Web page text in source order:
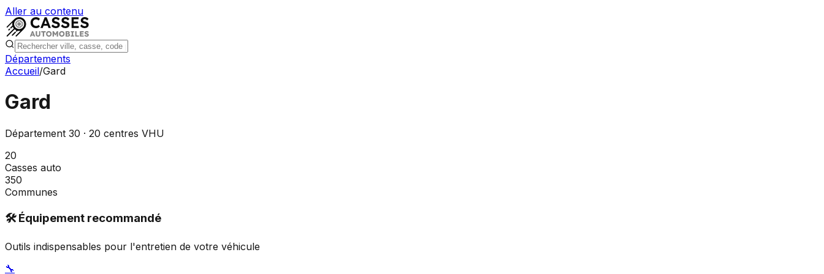
Aller au contenu
Départements
Accueil/Gard
Gard
Département 30 · 20 centres VHU
20
Casses auto
350
Communes
🛠️ Équipement recommandé
Outils indispensables pour l'entretien de votre véhicule
🔧